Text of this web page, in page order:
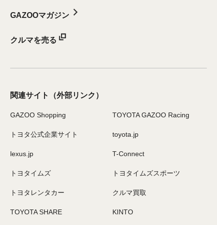
GAZOOマガジン
クルマを売る
関連サイト （外部リンク）
GAZOO Shopping TOYOTA GAZOO Racing
トヨタ公式企業サイト toyota.jp
lexus.jp T-Connect
トヨタイムズ トヨタイムズスポーツ
トヨタレンタカー クルマ買取
TOYOTA SHARE KINTO